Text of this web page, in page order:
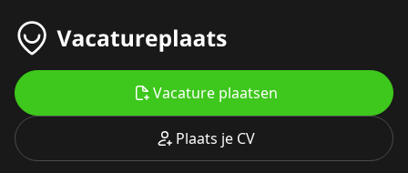
Plaats je CV
Vacature plaatsen